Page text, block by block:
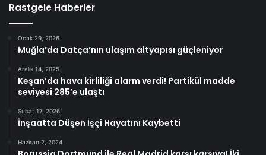
Rastgele Haberler
Ocak 29, 2026
Muğla’da Datça’nın ulaşım altyapısı güçleniyor
Aralık 14, 2025
Keşan’da hava kirliliği alarm verdi! Partikül madde
seviyesi 285’e ulaştı
Şubat 17, 2026
İnşaatta Düşen İşçi Hayatını Kaybetti
Haziran 2, 2024